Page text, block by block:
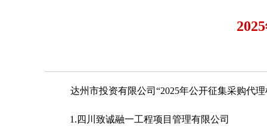
达州市投资有限公司 “2025年公开征集采购代
1.四川致诚融一工程项目管理有限公司